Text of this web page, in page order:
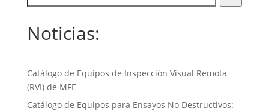
Noticias:
Catálogo de Equipos de Inspección Visual Remota
(RVI) de MFE
Catálogo de Equipos para Ensayos No Destructivos: